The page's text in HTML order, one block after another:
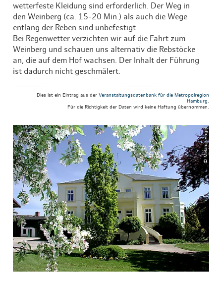
wetterfeste Kleidung sind erforderlich. Der Weg in
den Weinberg (ca. 15-20 Min.) als auch die Wege
entlang der Reben sind unbefestigt.
Bei Regenwetter verzichten wir auf die Fahrt zum
Weinberg und schauen uns alternativ die Rebstöcke
an, die auf dem Hof wachsen. Der Inhalt der Führung
ist dadurch nicht geschmälert.
Dies ist ein Eintrag aus der Veranstaltungsdatenbank für die Metropolregion
Hamburg.
Für die Richtigkeit der Daten wird keine Haftung übernommen.
© Melanie Engel